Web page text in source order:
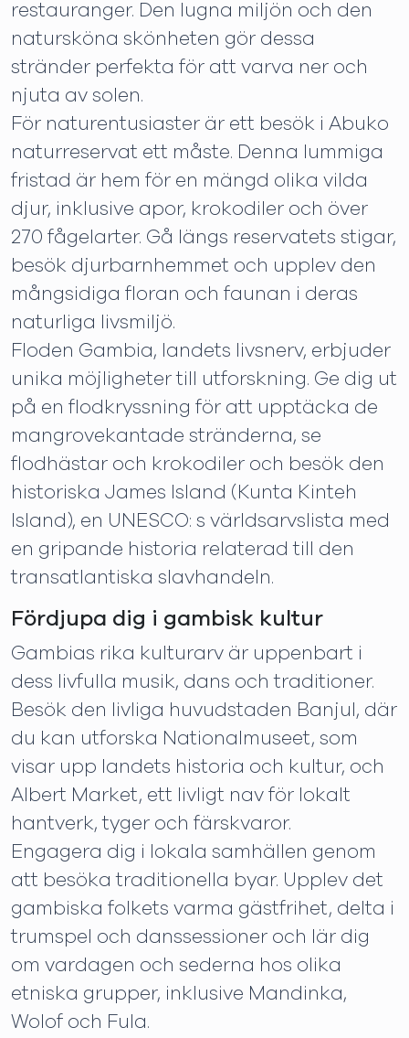
restauranger. Den lugna miljön och den
natursköna skönheten gör dessa
stränder perfekta för att varva ner och
njuta av solen.
För naturentusiaster är ett besök i Abuko
naturreservat ett måste. Denna lummiga
fristad är hem för en mängd olika vilda
djur, inklusive apor, krokodiler och över
270 fågelarter. Gå längs reservatets stigar,
besök djurbarnhemmet och upplev den
mångsidiga floran och faunan i deras
naturliga livsmiljö.
Floden Gambia, landets livsnerv, erbjuder
unika möjligheter till utforskning. Ge dig ut
på en flodkryssning för att upptäcka de
mangrovekantade stränderna, se
flodhästar och krokodiler och besök den
historiska James Island (Kunta Kinteh
Island), en UNESCO: s världsarvslista med
en gripande historia relaterad till den
transatlantiska slavhandeln.
Fördjupa dig i gambisk kultur
Gambias rika kulturarv är uppenbart i
dess livfulla musik, dans och traditioner.
Besök den livliga huvudstaden Banjul, där
du kan utforska Nationalmuseet, som
visar upp landets historia och kultur, och
Albert Market, ett livligt nav för lokalt
hantverk, tyger och färskvaror.
Engagera dig i lokala samhällen genom
att besöka traditionella byar. Upplev det
gambiska folkets varma gästfrihet, delta i
trumspel och danssessioner och lär dig
om vardagen och sederna hos olika
etniska grupper, inklusive Mandinka,
Wolof och Fula.